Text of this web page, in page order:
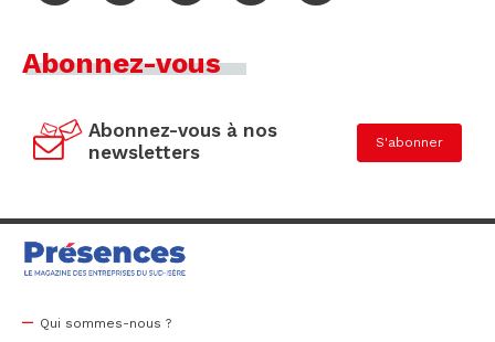
Abonnez-vous
Abonnez-vous à nos
newsletters
S'abonner
Qui sommes-nous ?